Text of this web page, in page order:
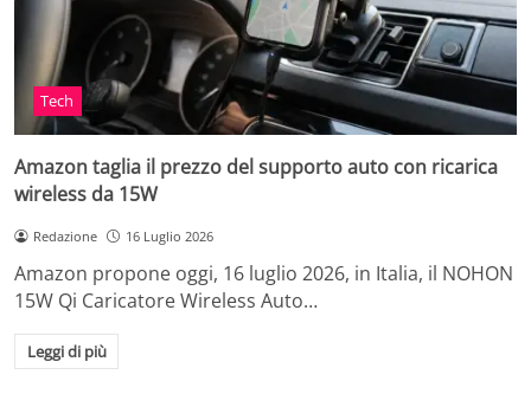
Tech
Amazon taglia il prezzo del supporto auto con ricarica
wireless da 15W
Redazione 16 Luglio 2026
Amazon propone oggi, 16 luglio 2026, in Italia, il NOHON
15W Qi Caricatore Wireless Auto…
Leggi di più